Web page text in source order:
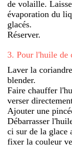
de volaille.
évaporation du
glacés.
Réserver.
3. Pour l'huile de
Laver la
blender.
Faire chauffer
verser
Ajouter une
Débarrasser
ci sur de la glace
fixer la couleur